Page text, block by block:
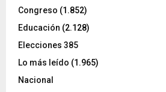
Congreso (1.852)
Educación (2.128)
Elecciones 385
Lo más leído (1.965)
Nacional